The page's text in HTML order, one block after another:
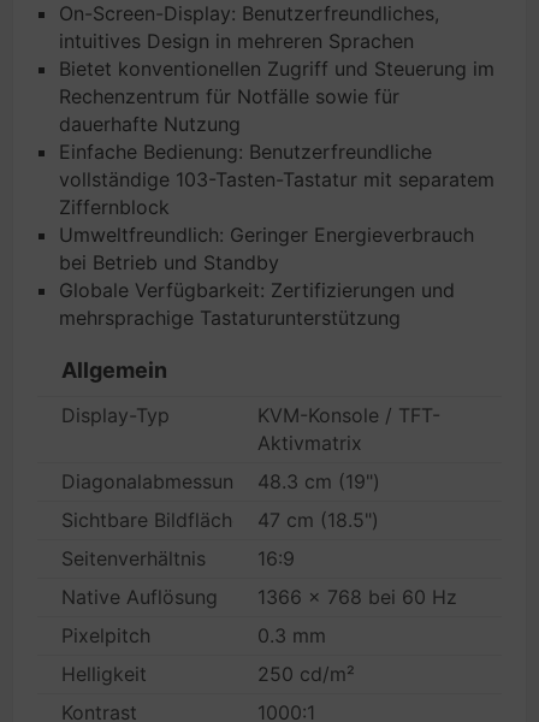
On-Screen-Display: Benutzerfreundliches,
intuitives Design in mehreren Sprachen
Bietet konventionellen Zugriff und Steuerung im
Rechenzentrum für Notfälle sowie für
dauerhafte Nutzung
Einfache Bedienung: Benutzerfreundliche
vollständige 103-Tasten-Tastatur mit separatem
Ziffernblock
Umweltfreundlich: Geringer Energieverbrauch
bei Betrieb und Standby
Globale Verfügbarkeit: Zertifizierungen und
mehrsprachige Tastaturunterstützung
Allgemein
Display-Typ
KVM-Konsole / TFT-
Aktivmatrix
Diagonalabmessung
48.3 cm (19")
Sichtbare Bildfläche
47 cm (18.5")
Seitenverhältnis
16:9
Native Auflösung
1366 x 768 bei 60 Hz
Pixelpitch
0.3 mm
Helligkeit
250 cd/m²
Kontrast
1000:1